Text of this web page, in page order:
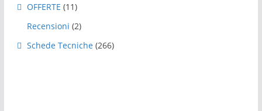
OFFERTE (11)
Recensioni (2)
Schede Tecniche (266)